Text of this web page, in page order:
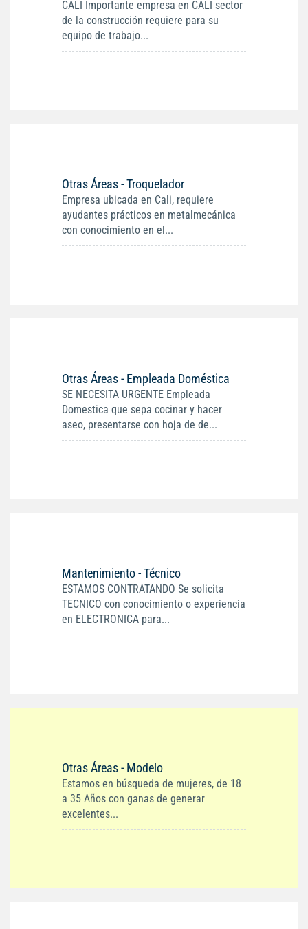
CALI Importante empresa en CALI sector
de la construcción requiere para su
equipo de trabajo...
Otras Áreas - Troquelador
Empresa ubicada en Cali, requiere
ayudantes prácticos en metalmecánica
con conocimiento en el...
Otras Áreas - Empleada Doméstica
SE NECESITA URGENTE Empleada
Domestica que sepa cocinar y hacer
aseo, presentarse con hoja de de...
Mantenimiento - Técnico
ESTAMOS CONTRATANDO Se solicita
TECNICO con conocimiento o experiencia
en ELECTRONICA para...
Otras Áreas - Modelo
Estamos en búsqueda de mujeres, de 18
a 35 Años con ganas de generar
excelentes...